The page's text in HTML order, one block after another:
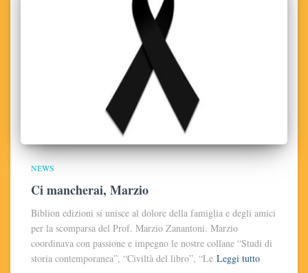
NEWS
Ci mancherai, Marzio
Biblion edizioni si unisce al dolore della famiglia e degli amici
per la scomparsa del Prof. Marzio Zanantoni. Marzio
coordinava con passione e impegno le nostre collane “Studi di
storia contemporanea”, “Civiltà del libro”, “Le Leggi tutto